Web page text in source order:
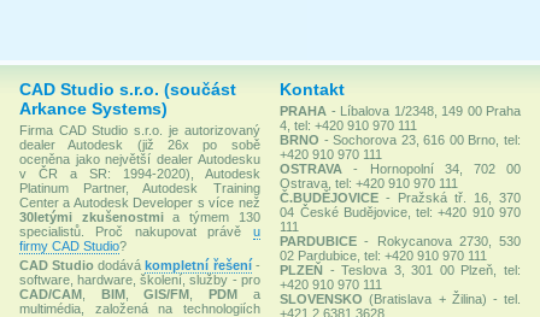
CAD Studio s.r.o. (součást
Arkance Systems)
Firma CAD Studio s.r.o. je autorizovaný
dealer Autodesk (již 26x po sobě
oceněna jako největší dealer Autodesku
v ČR a SR: 1994-2020), Autodesk
Platinum Partner, Autodesk Training
Center a Autodesk Developer s více než
30letými zkušenostmia týmem 130
specialistů. Proč nakupovat právě u
firmy CAD Studio?
CAD Studio dodávákompletní řešení-
software, hardware, školení, služby - pro
CAD/CAM
BIM,GIS/FM ,PDM a
multimédia, založená na technologiích
Kontakt
PRAHA - Líbalova 1/2348, 149 00 Praha
4, tel: +420 910 970 111
BRNO - Sochorova 23, 616 00 Brno, tel:
+420 910 970 111
OSTRAVA
- Hornopolní 34, 702 00
Ostrava, tel: +420 910 970 111
Č.BUDĚJOVICE - Pražská tř. 16, 370
04 České Budějovice, tel: +420 910 970
111
PARDUBICE - Rokycanova 2730, 530
02 Pardubice, tel: +420 910 970 111
PLZEŇ - Teslova 3, 301 00 Plzeň, tel:
+420 910 970 111
SLOVENSKO (Bratislava + Žilina) - tel.
+421 2 6381 3628